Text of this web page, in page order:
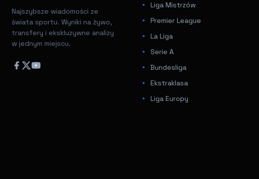
Najszybsze wiadomości ze
świata sportu. Wyniki na żywo,
transfery i ekskluzywne analizy
w jednym miejscu.
Liga Mistrzów
Premier League
La Liga
Serie A
Bundesliga
Ekstraklasa
Liga Europy